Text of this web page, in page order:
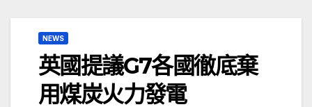
NEWS
英國提議G7各國徹底棄
用煤炭火力發電